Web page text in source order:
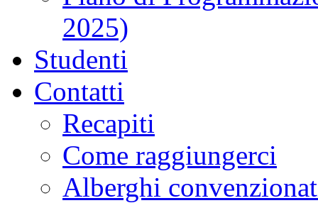
2025)
Studenti
Contatti
Recapiti
Come raggiungerci
Alberghi